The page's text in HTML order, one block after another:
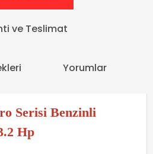
ve Teslimat
Yorumlar
Serisi Benzinli
Hp